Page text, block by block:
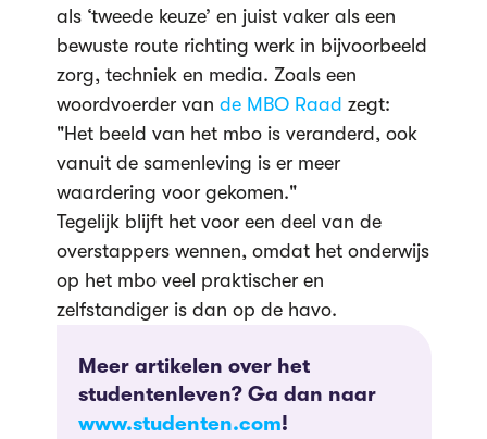
als ‘tweede keuze’ en juist vaker als een
bewuste route richting werk in bijvoorbeeld
zorg, techniek en media. Zoals een
woordvoerder van de MBO Raad zegt:
"Het beeld van het mbo is veranderd, ook
vanuit de samenleving is er meer
waardering voor gekomen."
Tegelijk blijft het voor een deel van de
overstappers wennen, omdat het onderwijs
op het mbo veel praktischer en
zelfstandiger is dan op de havo.
Meer artikelen over het
studentenleven? Ga dan naar
www.studenten.com!